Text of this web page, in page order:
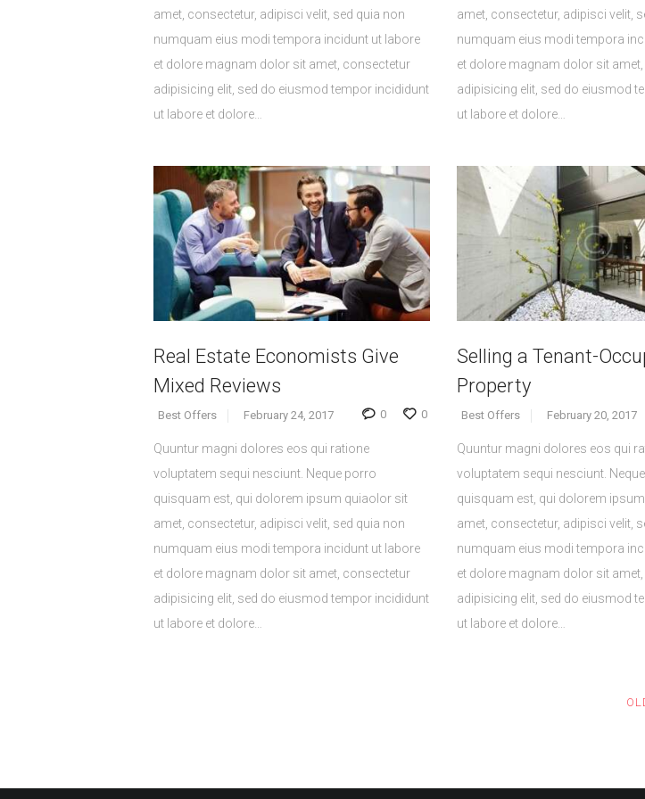
amet, consectetur, adipisci velit, sed quia non
numquam eius modi tempora incidunt ut labore
et dolore magnam dolor sit amet, consectetur
adipisicing elit, sed do eiusmod tempor incididunt
ut labore et dolore…
amet, consectetur, adipisci velit,
numquam eius modi tempora
et dolore magnam dolor sit
adipisicing elit, sed do eiusmod
ut labore et dolore…
Real Estate Economists Give
Mixed Reviews
Best Offers February 24, 2017 0
0
Quuntur magni dolores eos qui ratione
voluptatem sequi nesciunt. Neque porro
quisquam est, qui dolorem ipsum quiaolor sit
amet, consectetur, adipisci velit, sed quia non
numquam eius modi tempora incidunt ut labore
et dolore magnam dolor sit amet, consectetur
adipisicing elit, sed do eiusmod tempor incididunt
ut labore et dolore…
Selling a Tenant-
Property
Best Offers February 20, 2017
Quuntur magni dolores eos qui
voluptatem sequi nesciunt.
quisquam est, qui dolorem
amet, consectetur, adipisci velit,
numquam eius modi tempora
et dolore magnam dolor sit
adipisicing elit, sed do eiusmod
ut labore et dolore…